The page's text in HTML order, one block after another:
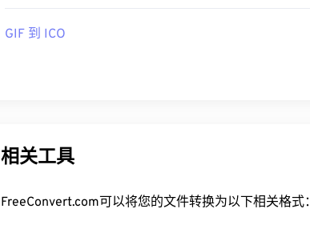
有用的链接：
GIF 到 ICO
相关工具
FreeConvert.com可以将您的文件转换为以下相关格式：